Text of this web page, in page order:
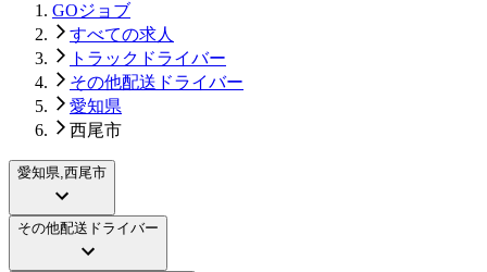
GOジョブ
すべての求人
トラックドライバー
その他配送ドライバー
愛知県
西尾市
愛知県,西尾市
その他配送ドライバー